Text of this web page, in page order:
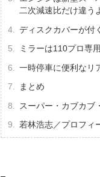
二次減速比だけ違う
ディスクカバーが付
ミラーは110プロ専
一時停車に便利なリ
まとめ
スーパー・カブカブ
若林浩志／プロフィ